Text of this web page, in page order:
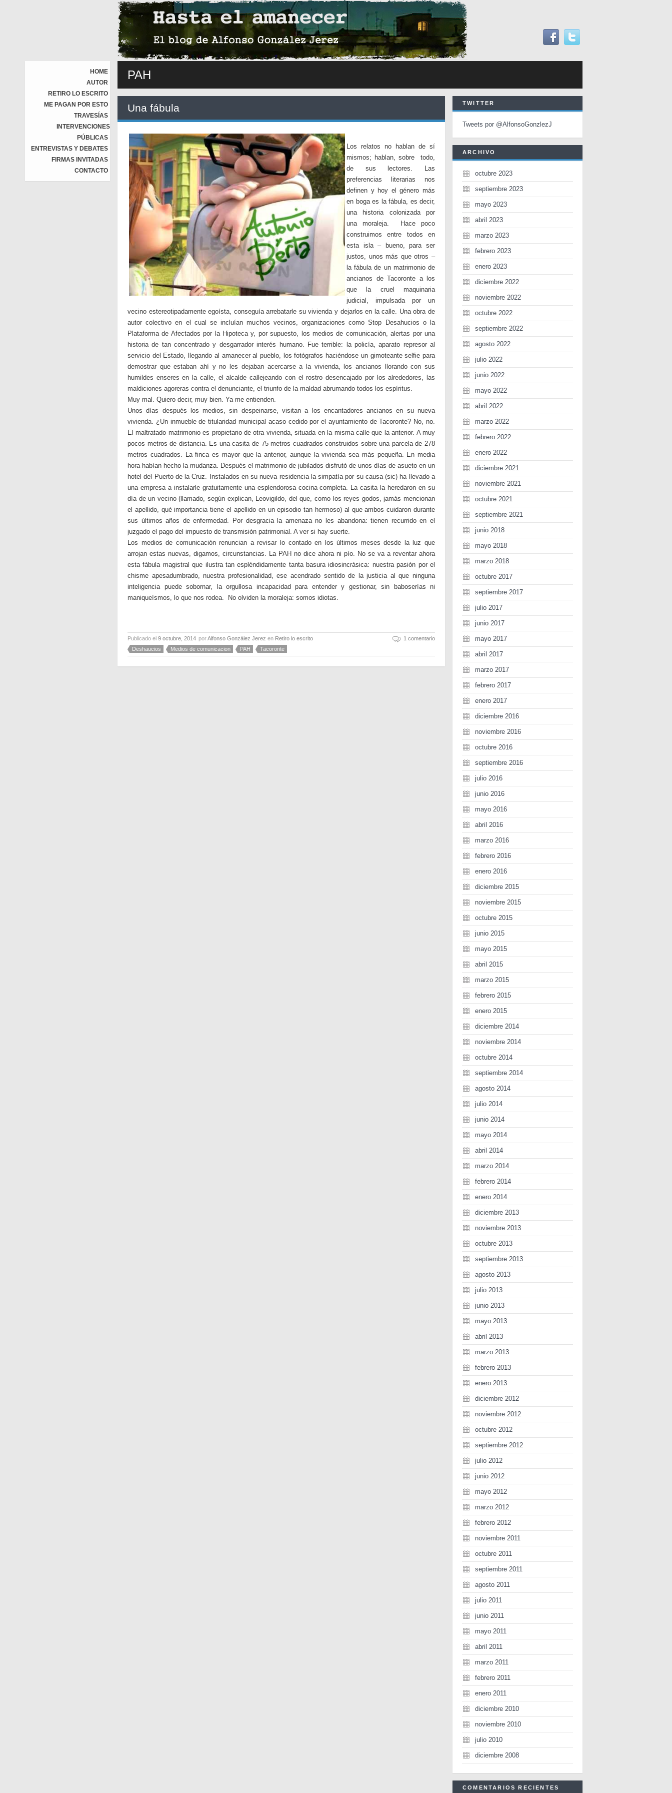
HOME
AUTOR
RETIRO LO ESCRITO
ME PAGAN POR ESTO
TRAVESÍAS
INTERVENCIONES
PÚBLICAS
ENTREVISTAS Y DEBATES
FIRMAS INVITADAS
CONTACTO
PAH
Una fábula
Los relatos no hablan de sí
mismos; hablan, sobre todo,
de sus lectores. Las
preferencias literarias nos
definen y hoy el género más
en boga es la fábula, es decir,
una historia colonizada por
una moraleja. Hace poco
construimos entre todos en
esta isla – bueno, para ser
justos, unos más que otros –
la fábula de un matrimonio de
ancianos de Tacoronte a los
que la cruel maquinaria
judicial, impulsada por un
vecino estereotipadamente egoísta, conseguía arrebatarle su vivienda y dejarlos en la calle. Una obra de
autor colectivo en el cual se incluían muchos vecinos, organizaciones como Stop Desahucios o la
Plataforma de Afectados por la Hipoteca y, por supuesto, los medios de comunicación, alertas por una
historia de tan concentrado y desgarrador interés humano. Fue terrible: la policía, aparato represor al
servicio del Estado, llegando al amanecer al pueblo, los fotógrafos haciéndose un gimoteante selfie para
demostrar que estaban ahí y no les dejaban acercarse a la vivienda, los ancianos llorando con sus
humildes enseres en la calle, el alcalde callejeando con el rostro desencajado por los alrededores, las
maldiciones agoreras contra el denunciante, el triunfo de la maldad abrumando todos los espíritus.
Muy mal. Quiero decir, muy bien. Ya me entienden.
Unos días después los medios, sin despeinarse, visitan a los encantadores ancianos en su nueva
vivienda. ¿Un inmueble de titularidad municipal acaso cedido por el ayuntamiento de Tacoronte? No, no.
El maltratado matrimonio es propietario de otra vivienda, situada en la misma calle que la anterior. A muy
pocos metros de distancia. Es una casita de 75 metros cuadrados construidos sobre una parcela de 278
metros cuadrados. La finca es mayor que la anterior, aunque la vivienda sea más pequeña. En media
hora habían hecho la mudanza. Después el matrimonio de jubilados disfrutó de unos días de asueto en un
hotel del Puerto de la Cruz. Instalados en su nueva residencia la simpatía por su causa (sic) ha llevado a
una empresa a instalarle gratuitamente una esplendorosa cocina completa. La casita la heredaron en su
día de un vecino (llamado, según explican, Leovigildo, del que, como los reyes godos, jamás mencionan
el apellido, qué importancia tiene el apellido en un episodio tan hermoso) al que ambos cuidaron durante
sus últimos años de enfermedad. Por desgracia la amenaza no les abandona: tienen recurrido en el
juzgado el pago del impuesto de transmisión patrimonial. A ver si hay suerte.
Los medios de comunicación renuncian a revisar lo contado en los últimos meses desde la luz que
arrojan estas nuevas, digamos, circunstancias. La PAH no dice ahora ni pío. No se va a reventar ahora
esta fábula magistral que ilustra tan espléndidamente tanta basura idiosincrásica: nuestra pasión por el
chisme apesadumbrado, nuestra profesionalidad, ese acendrado sentido de la justicia al que ninguna
inteligencia puede sobornar, la orgullosa incapacidad para entender y gestionar, sin baboserías ni
maniqueísmos, lo que nos rodea. No olviden la moraleja: somos idiotas.
Publicado el 9 octubre, 2014 porAlfonso González Jerez en Retiro lo escrito
1 comentario
Deshaucios
Medios de comunicacion PAH Tacoronte
TWITTER
Tweets por @AlfonsoGonzlezJ
ARCHIVO
octubre 2023
septiembre 2023
mayo 2023
abril 2023
marzo 2023
febrero 2023
enero 2023
diciembre 2022
noviembre 2022
octubre 2022
septiembre 2022
agosto 2022
julio 2022
junio 2022
mayo 2022
abril 2022
marzo 2022
febrero 2022
enero 2022
diciembre 2021
noviembre 2021
octubre 2021
septiembre 2021
junio 2018
mayo 2018
marzo 2018
octubre 2017
septiembre 2017
julio 2017
junio 2017
mayo 2017
abril 2017
marzo 2017
febrero 2017
enero 2017
diciembre 2016
noviembre 2016
octubre 2016
septiembre 2016
julio 2016
junio 2016
mayo 2016
abril 2016
marzo 2016
febrero 2016
enero 2016
diciembre 2015
noviembre 2015
octubre 2015
junio 2015
mayo 2015
abril 2015
marzo 2015
febrero 2015
enero 2015
diciembre 2014
noviembre 2014
octubre 2014
septiembre 2014
agosto 2014
julio 2014
junio 2014
mayo 2014
abril 2014
marzo 2014
febrero 2014
enero 2014
diciembre 2013
noviembre 2013
octubre 2013
septiembre 2013
agosto 2013
julio 2013
junio 2013
mayo 2013
abril 2013
marzo 2013
febrero 2013
enero 2013
diciembre 2012
noviembre 2012
octubre 2012
septiembre 2012
julio 2012
junio 2012
mayo 2012
marzo 2012
febrero 2012
noviembre 2011
octubre 2011
septiembre 2011
agosto 2011
julio 2011
junio 2011
mayo 2011
abril 2011
marzo 2011
febrero 2011
enero 2011
diciembre 2010
noviembre 2010
julio 2010
diciembre 2008
COMENTARIOS RECIENTES